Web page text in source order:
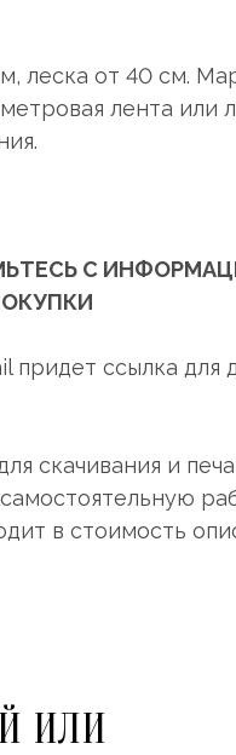
леска от 40 см.
лента или
С
придет ссылка для
скачивания и
в стоимость
ИЛИ